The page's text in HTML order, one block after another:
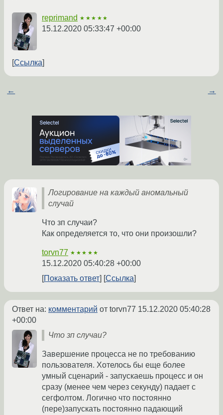
reprimand ★★★★★
15.12.2020 05:33:47 +00:00
Ссылка
← →
Логирование на каждый аномальный
случай
Что зп случаи?
Как определяется то, что они произошли?
torvn77 ★★★★★
15.12.2020 05:40:28 +00:00
Показать ответ
Ссылка
Ответ на: комментарий от torvn77 15.12.2020 05:40:28
+00:00
Что зп случаи?
Завершение процесса не по требованию
пользователя. Хотелось бы еще более
умный сценарий - запускаешь процесс и он
сразу (менее чем через секунду) падает с
сегфолтом. Логично что постоянно
(пере)запускать постоянно падающий